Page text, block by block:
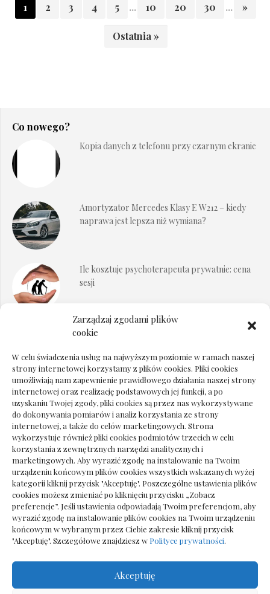
Zarządzaj zgodami plików
cookie
W celu świadczenia usług na najwyższym poziomie w ramach naszej
strony internetowej korzystamy z plików cookies. Pliki cookies
umożliwiają nam zapewnienie prawidłowego działania naszej strony
internetowej oraz realizację podstawowych jej funkcji, a po
uzyskaniu Twojej zgody, pliki cookies są przez nas wykorzystywane
do dokonywania pomiarów i analiz korzystania ze strony
internetowej, a także do celów marketingowych. Strona
wykorzystuje również pliki cookies podmiotów trzecich w celu
korzystania z zewnętrznych narzędzi analitycznych i
marketingowych. Aby wyrazić zgodę na instalowanie na Twoim
urządzeniu końcowym plików cookies wszystkich wskazanych wyżej
kategorii kliknij przycisk "Akceptuję". Poszczególne ustawienia plików
cookies możesz zmieniać po kliknięciu przycisku „Zobacz
preferencje”. Jeśli ustawienia odpowiadają Twoim preferencjom, aby
wyrazić zgodę na instalowanie plików cookies na Twoim urządzeniu
końcowym w wybranym przez Ciebie zakresie kliknij przycisk
"Akceptuję". Szczegółowe znajdziesz w Polityce prywatności.
Akceptuję
1 2 3 4 5 ... 10 20 30 ... »
Ostatnia »
Co nowego?
Kopia danych z telefonu przy czarnym ekranie
Amortyzator Mercedes Klasy E W212 – kiedy
naprawa jest lepsza niż wymiana?
Ile kosztuje psychoterapeuta prywatnie: cena
sesji
Dokumenty do odbioru przy zmianie biura
Deska podłogowa do salonu: jak wybrać bez
pośpiechu